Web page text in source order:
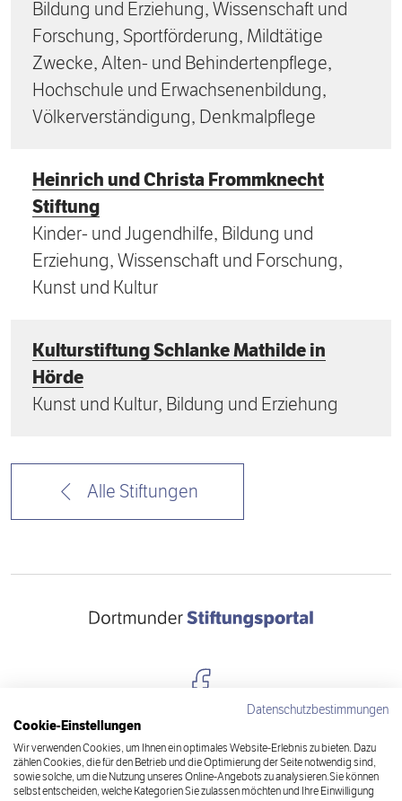
Bildung und Erziehung, Wissenschaft und
Forschung, Sportförderung, Mildtätige
Zwecke, Alten- und Behindertenpflege,
Hochschule und Erwachsenenbildung,
Völkerverständigung, Denkmalpflege
Heinrich und Christa Frommknecht
Stiftung
Kinder- und Jugendhilfe, Bildung und
Erziehung, Wissenschaft und Forschung,
Kunst und Kultur
Kulturstiftung Schlanke Mathilde in
Hörde
Kunst und Kultur, Bildung und Erziehung
Alle Stiftungen
Datenschutz
Datenschutzbestimmungen
Cookie-Einstellungen
Wir verwenden Cookies, um Ihnen ein optimales Website-Erlebnis zu bieten. Dazu
zählen Cookies, die für den Betrieb und die Optimierung der Seite notwendig sind,
sowie solche, um die Nutzung unseres Online-Angebots zu analysieren.Sie können
selbst entscheiden, welche Kategorien Sie zulassen möchten und Ihre Einwilligung